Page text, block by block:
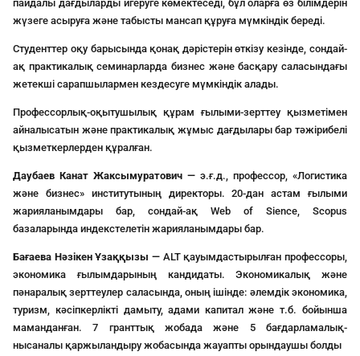
пайдалы дағдыларды игеруге көмектеседі, бұл оларға өз білімдерін
жүзеге асыруға және табысты мансап құруға мүмкіндік береді.
Студенттер оқу барысында қонақ дәрістерін өткізу кезінде, сондай-
ақ практикалық семинарларда бизнес және басқару саласындағы
жетекші сарапшылармен кездесуге мүмкіндік алады.
Профессорлық-оқытушылық құрам ғылыми-зерттеу қызметімен
айналысатын және практикалық жұмыс дағдылары бар тәжірибелі
қызметкерлерден құралған.
Даубаев Канат Жаксымуратович — э.ғ.д., профессор, «Логистика
және бизнес» институтының директоры. 20-дан астам ғылыми
жарияланымдары бар, сондай-ақ Web of Sience, Scopus
базаларында индекстелетін жарияланымдары бар.
Бағаева Нәзікен Ұзаққызы — ALT қауымдастырылған профессоры,
экономика ғылымдарының кандидаты. Экономикалық және
пәнаралық зерттеулер саласында, оның ішінде: әлемдік экономика,
туризм, кәсіпкерлікті дамыту, адами капитал және т.б. бойынша
маманданған. 7 гранттық жобада және 5 бағдарламалық-
нысаналы қаржыландыру жобасында жауапты орындаушы болды